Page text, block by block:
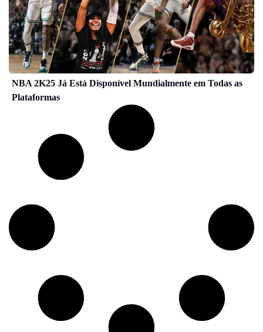
NBA 2K25 Já Está Disponível Mundialmente em Todas as
Plataformas